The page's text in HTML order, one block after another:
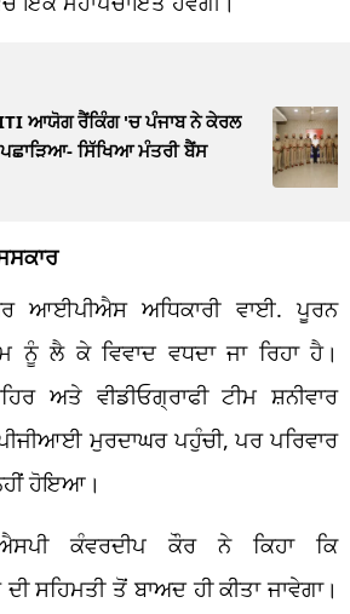
ਆਯੋਗ ਰੈਂਕਿੰਗ 'ਚ ਪੰਜਾਬ ਨੇ ਕੇਰਲ
ਸਿੱਖਿਆ ਮੰਤਰੀ ਬੈਂਸ
ਆਈਪੀਐਸ ਅਧਿਕਾਰੀ ਵਾਈ. ਪੂਰਨ
ਨੂੰ ਲੈ ਕੇ ਵਿਵਾਦ ਵਧਦਾ ਜਾ ਰਿਹਾ ਹੈ।
ਅਤੇ ਵੀਡੀਓਗ੍ਰਾਫੀ ਟੀਮ ਸ਼ਨੀਵਾਰ
ਮੁਰਦਾਘਰ ਪਹੁੰਚੀ, ਪਰ ਪਰਿਵਾਰ
ਹੋਇਆ।
ਕੰਵਰਦੀਪ ਕੌਰ ਨੇ ਕਿਹਾ ਕਿ
ਸਹਿਮਤੀ ਤੋਂ ਬਾਅਦ ਹੀ ਕੀਤਾ ਜਾਵੇਗਾ।